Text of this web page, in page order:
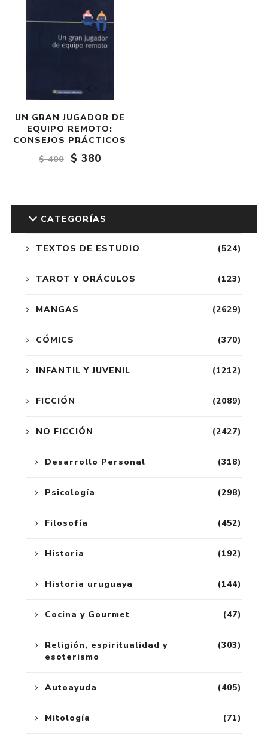
UN GRAN JUGADOR DE
EQUIPO REMOTO:
CONSEJOS PRÁCTICOS
$ 400
$ 380
CATEGORÍAS
(524)
TEXTOS DE ESTUDIO
(123)
TAROT Y ORÁCULOS
(2629)
MANGAS
(370)
CÓMICS
(1212)
INFANTIL Y JUVENIL
(2089)
FICCIÓN
(2427)
NO FICCIÓN
(318)
Desarrollo Personal
(298)
Psicología
(452)
Filosofía
(192)
Historia
(144)
Historia uruguaya
(47)
Cocina y Gourmet
(303)
Religión, espiritualidad y
esoterismo
(405)
Autoayuda
(71)
Mitología